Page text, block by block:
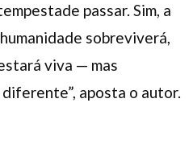
passar. Sim, a
sobreviverá,
viva — mas
aposta o autor.